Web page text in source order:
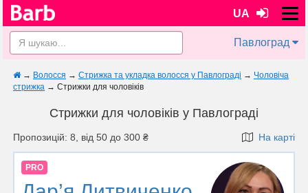
UA
Павлоград
→ Волосся → Стрижка та укладка волосся у Павлограді → Чоловіча
стрижка → Стрижки для чоловіків
Стрижки для чоловіків у Павлограді
Пропозицій: 8, від 50 до 300 ₴ На карті
PRO